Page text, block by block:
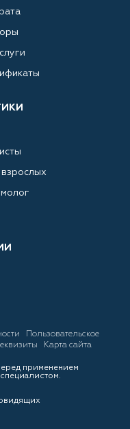
Пользовательское
Карта сайта
применением